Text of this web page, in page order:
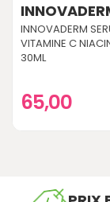
INNOVADERM
VITAMINE C
30ML
65,00